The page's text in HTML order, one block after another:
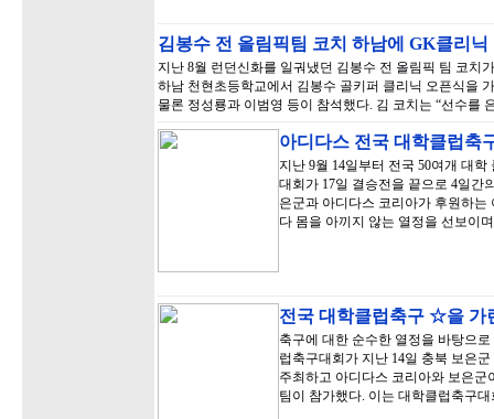
김봉수 전 올림픽팀 코치 하남에 GK클리
지난 8월 런던신화를 일궈냈던 김봉수 전 올림픽 팀 코치
하남 천현초등학교에서 김봉수 골키퍼 클리닉 오픈식을
물론 정성룡과 이범영 등이 참석했다. 김 코치는 “선수를
아디다스 전국 대학클럽축
지난 9월 14일부터 전국 50여개 대
대회가 17일 결승전을 끝으로 4일간
은군과 아디다스 코리아가 후원하
다 몸을 아끼지 않는 열정을 선보이
전국 대학클럽축구 ☆을 가
축구에 대한 순수한 열정을 바탕으
럽축구대회가 지난 14일 충북 보은
주최하고 아디다스 코리아와 보은
팀이 참가했다. 이는 대학클럽축구